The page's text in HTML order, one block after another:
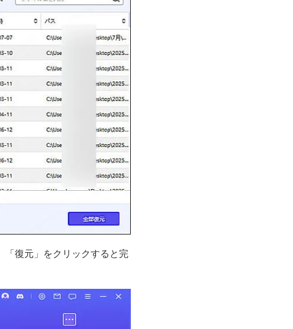
「復元」をクリックすると完